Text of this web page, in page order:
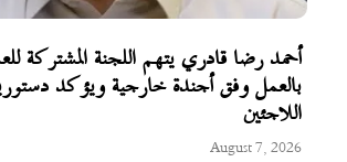
أحمد رضا قادري يتهم اللجنة المشتركة
بالعمل وفق أجندة خارجية ويؤكد
اللاجئين
August 7, 2026